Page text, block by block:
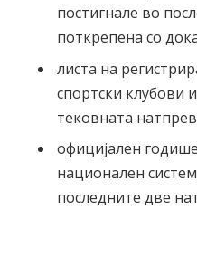
постигнале во
поткрепена со
листа на
спортски клубови
тековната
официјален
национален
последните две